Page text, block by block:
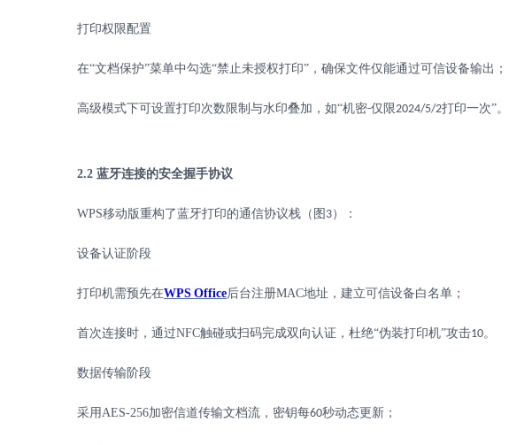
打印权限配置
在“文档保护”菜单中勾选“禁止未授权打印”，确保文件仅能通过可信设备输出；
高级模式下可设置打印次数限制与水印叠加，如“机密-仅限2024/5/2打印一次”。
2.2 蓝牙连接的安全握手协议
WPS移动版重构了蓝牙打印的通信协议栈（图 3）：
设备认证阶段
打印机需预先在WPS Office后台注册MAC地址，建立可信设备白名单；
首次连接时，通过NFC触碰或扫码完成双向认证，杜绝“伪装打印机”攻击10。
数据传输阶段
采用AES-256加密信道传输文档流，密钥每60秒动态更新；